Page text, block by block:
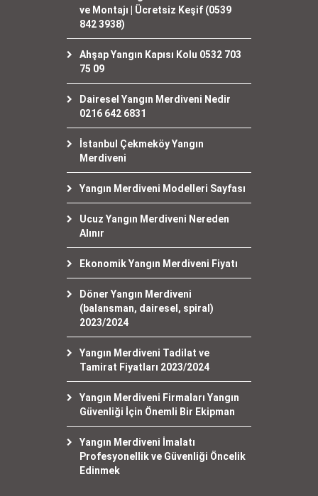
ve Montajı | Ücretsiz Keşif (0539
842 3938)
Ahşap Yangın Kapısı Kolu 0532 703
75 09
Dairesel Yangın Merdiveni Nedir
0216 642 6831
İstanbul Çekmeköy Yangın
Merdiveni
Yangın Merdiveni Modelleri Sayfası
Ucuz Yangın Merdiveni Nereden
Alınır
Ekonomik Yangın Merdiveni Fiyatı
Döner Yangın Merdiveni
(balansman, dairesel, spiral)
2023/2024
Yangın Merdiveni Tadilat ve
Tamirat Fiyatları 2023/2024
Yangın Merdiveni Firmaları Yangın
Güvenliği İçin Önemli Bir Ekipman
Yangın Merdiveni İmalatı
Profesyonellik ve Güvenliği Öncelik
Edinmek